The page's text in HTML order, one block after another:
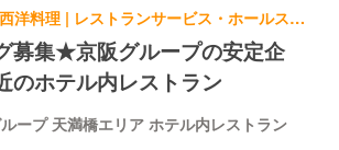
イタリアン, 洋食・西洋料理 | レストランサービス・ホールスタッフ | レストラングループ 天満橋エリア ホテル内レストラン
募集★京阪グループの安定企
のホテル内レストラン
ープ 天満橋エリア ホテル内レストラン